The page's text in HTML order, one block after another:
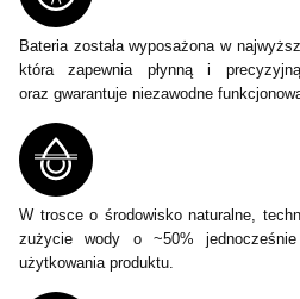
Bateria została wyposażona w
która zapewnia płynną i
oraz gwarantuje niezawodne
W trosce o środowisko naturalne,
zużycie wody o ~50%
użytkowania produktu.